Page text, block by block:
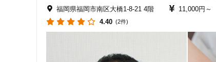
福岡県福岡市南区大橋1-8-21 4階
11,000円～
4.40 (2件)